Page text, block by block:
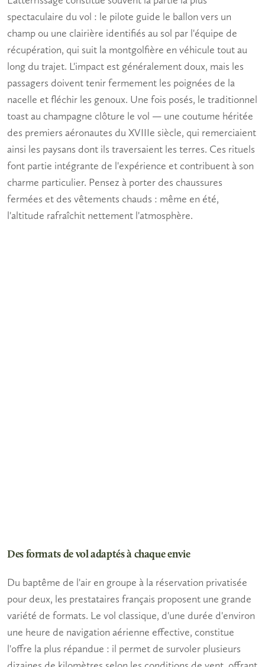
spectaculaire du vol : le pilote guide le ballon vers un
champ ou une clairière identifiés au sol par l'équipe de
récupération, qui suit la montgolfière en véhicule tout au
long du trajet. L'impact est généralement doux, mais les
passagers doivent tenir fermement les poignées de la
nacelle et fléchir les genoux. Une fois posés, le traditionnel
toast au champagne clôture le vol — une coutume héritée
des premiers aéronautes du XVIIIe siècle, qui remerciaient
ainsi les paysans dont ils traversaient les terres. Ces rituels
font partie intégrante de l'expérience et contribuent à son
charme particulier. Pensez à porter des chaussures
fermées et des vêtements chauds : même en été,
l'altitude rafraîchit nettement l'atmosphère.
Des formats de vol adaptés à chaque envie
Du baptême de l'air en groupe à la réservation privatisée
pour deux, les prestataires français proposent une grande
variété de formats. Le vol classique, d'une durée d'environ
une heure de navigation aérienne effective, constitue
l'offre la plus répandue : il permet de survoler plusieurs